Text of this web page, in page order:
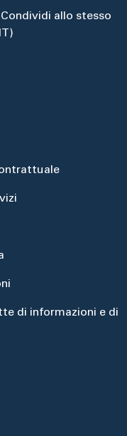
allo stesso
di informazioni e di